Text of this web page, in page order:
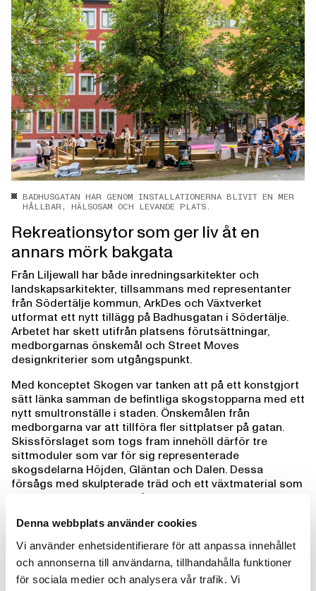
Denna webbplats använder cookies
Vi använder enhetsidentifierare för att anpassa innehållet
och annonserna till användarna, tillhandahålla funktioner
för sociala medier och analysera vår trafik. Vi
BADHUSGATAN HAR GENOM INSTALLATIONERNA BLIVIT EN MER
HÅLLBAR, HÄLSOSAM OCH LEVANDE PLATS.
Rekreationsytor som ger liv åt en
annars mörk bakgata
Från Liljewall har både inredningsarkitekter och
landskapsarkitekter, tillsammans med representanter
från Södertälje kommun, ArkDes och Växtverket
utformat ett nytt tillägg på Badhusgatan i Södertälje.
Arbetet har skett utifrån platsens förutsättningar,
medborgarnas önskemål och Street Moves
designkriterier som utgångspunkt.
Med konceptet Skogen var tanken att på ett konstgjort
sätt länka samman de befintliga skogstopparna med ett
nytt smultronställe i staden. Önskemålen från
medborgarna var att tillföra fler sittplatser på gatan.
Skissförslaget som togs fram innehöll därför tre
sittmoduler som var för sig representerade
skogsdelarna Höjden, Gläntan och Dalen. Dessa
försågs med skulpterade träd och ett växtmaterial som
skulle föra tankarna till något mer naturlikt.
fasaderna och förstärktes för att ge mer liv åt platsen.
Modulen Höjden låg högst upp och vände sig ned mot
de övriga möblerna. Dess rygg fungerade som en
avskärmning mot den bullriga gatan och modulens
vinklade yta både förstärkte gatans lutning och bildade